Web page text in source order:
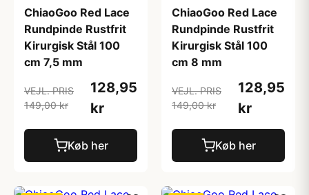
ChiaoGoo Red Lace
Rundpinde Rustfrit
Kirurgisk Stål 100
cm 7,5 mm
VEJL. PRIS
149,00 kr
128,95
kr
Køb her
ChiaoGoo Red Lace
Rundpinde Rustfrit
Kirurgisk Stål 100
cm 8 mm
VEJL. PRIS
149,00 kr
128,95
kr
Køb her